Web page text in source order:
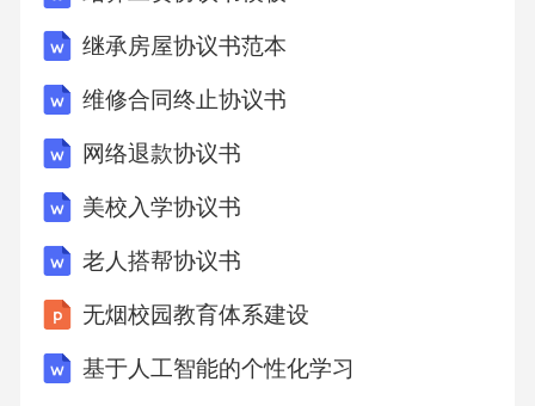
继承房屋协议书范本
维修合同终止协议书
网络退款协议书
美校入学协议书
老人搭帮协议书
无烟校园教育体系建设
基于人工智能的个性化学习